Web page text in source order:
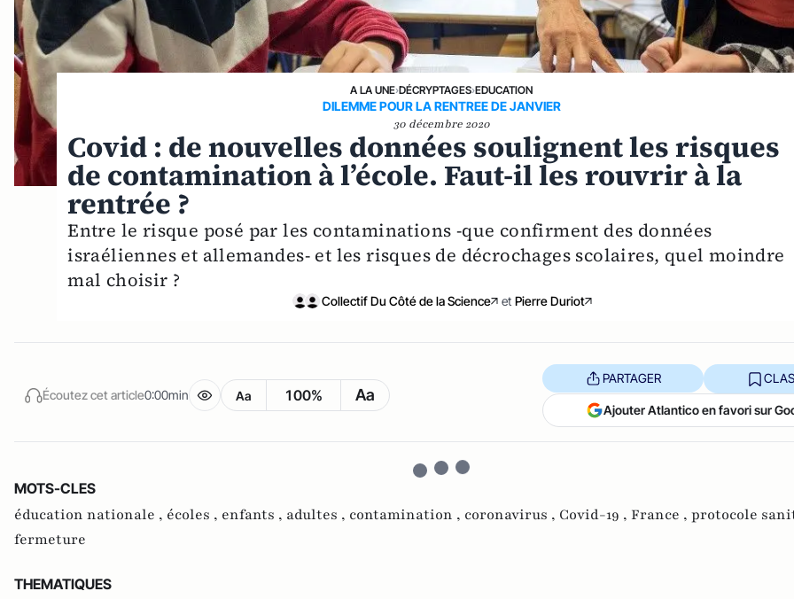
A LA UNE›DÉCRYPTAGES›EDUCATION
DILEMME POUR LA RENTREE DE JANVIER
30 décembre 2020
Covid : de nouvelles données soulignent les risques
de contamination à l’école. Faut-il les rouvrir à la
rentrée ?
Entre le risque posé par les contaminations -que confirment des données
israéliennes et allemandes- et les risques de décrochages scolaires, quel moindre
mal choisir ?
Collectif Du Côté de la Science et Pierre Duriot
Écoutez cet article0:00min Aa 100% Aa
PARTAGER
Ajouter Atlantico en favori sur
MOTS-CLES
éducation nationale , écoles , enfants , adultes , contamination , coronavirus , Covid-19 , France , protocole
fermeture
THEMATIQUES